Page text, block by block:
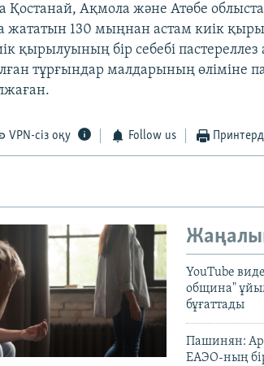
Ақмола және Атөбе
жататын 130 мыңнан астам киік
қырылуының бір себебі
тұрғындар малдарының өліміне
VPN-сіз оқу Follow us
YouTube
община"
бұғаттады
Пашинян:
ЕАЭО-ның